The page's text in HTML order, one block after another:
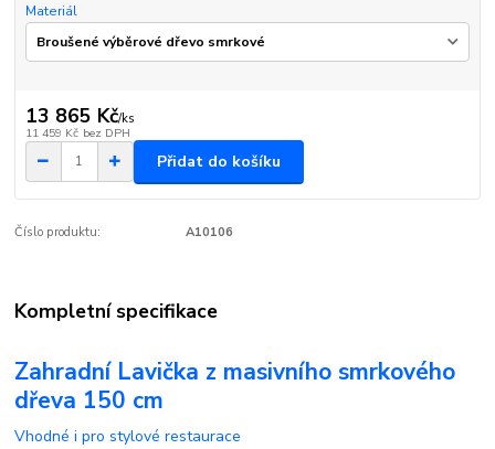
Materiál
13 865 Kč/ks
11 459 Kč bez DPH
Přidat do košíku
Číslo produktu: A10106
Kompletní specifikace
Zahradní Lavička z masivního smrkového
dřeva 150 cm
Vhodné i pro stylové restaurace